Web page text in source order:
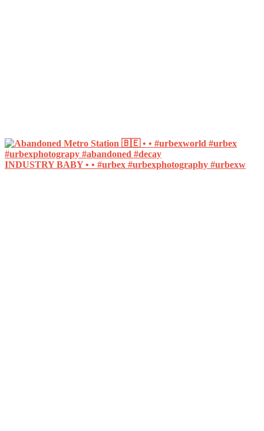
INDUSTRY BABY • • #urbex #urbexphotography #urbexw